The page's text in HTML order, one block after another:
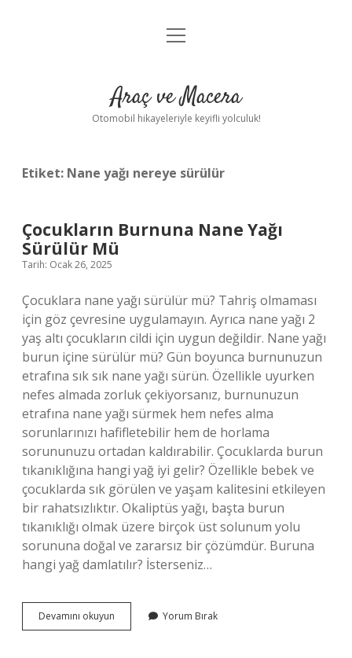
Anasayfa
Yasal Uyarı
menüyü
Araç ve Macera
Otomobil hikayeleriyle keyifli yolculuk!
Etiket: Nane yağı nereye sürülür
Çocukların Burnuna Nane Yağı
Sürülür Mü
Tarih: Ocak 26, 2025
Çocuklara nane yağı sürülür mü? Tahriş olmaması
için göz çevresine uygulamayın. Ayrıca nane yağı 2
yaş altı çocukların cildi için uygun değildir. Nane yağı
burun içine sürülür mü? Gün boyunca burnunuzun
etrafına sık sık nane yağı sürün. Özellikle uyurken
nefes almada zorluk çekiyorsanız, burnunuzun
etrafına nane yağı sürmek hem nefes alma
sorunlarınızı hafifletebilir hem de horlama
sorununuzu ortadan kaldırabilir. Çocuklarda burun
tıkanıklığına hangi yağ iyi gelir? Özellikle bebek ve
çocuklarda sık görülen ve yaşam kalitesini etkileyen
bir rahatsızlıktır. Okaliptüs yağı, başta burun
tıkanıklığı olmak üzere birçok üst solunum yolu
sorununa doğal ve zararsız bir çözümdür. Buruna
hangi yağ damlatılır? İsterseniz…
Devamını okuyun Çocukların
Burnuna
Yorum Bırak